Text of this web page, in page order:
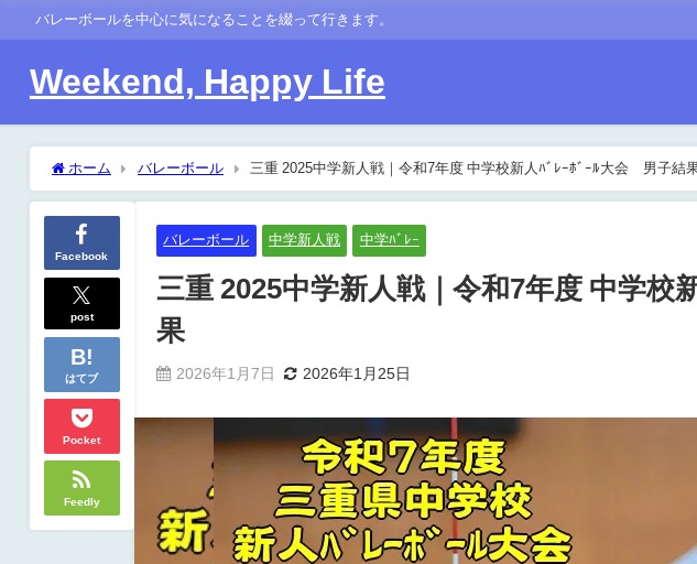
バレーボールを中心に気になることを綴って行きます。
Weekend, Happy Life
ホーム バレーボール 三重 2025中学新人戦｜令和7年度 中学校新人ﾊﾞﾚｰﾎﾞｰﾙ大会 男子結
Facebook
post
はてブ
Pocket
Feedly
バレーボール 中学新人戦 中学ﾊﾞﾚｰ
三重 2025中学新人戦｜令和7年度 中学校
果
2026年1月7日 2026年1月25日